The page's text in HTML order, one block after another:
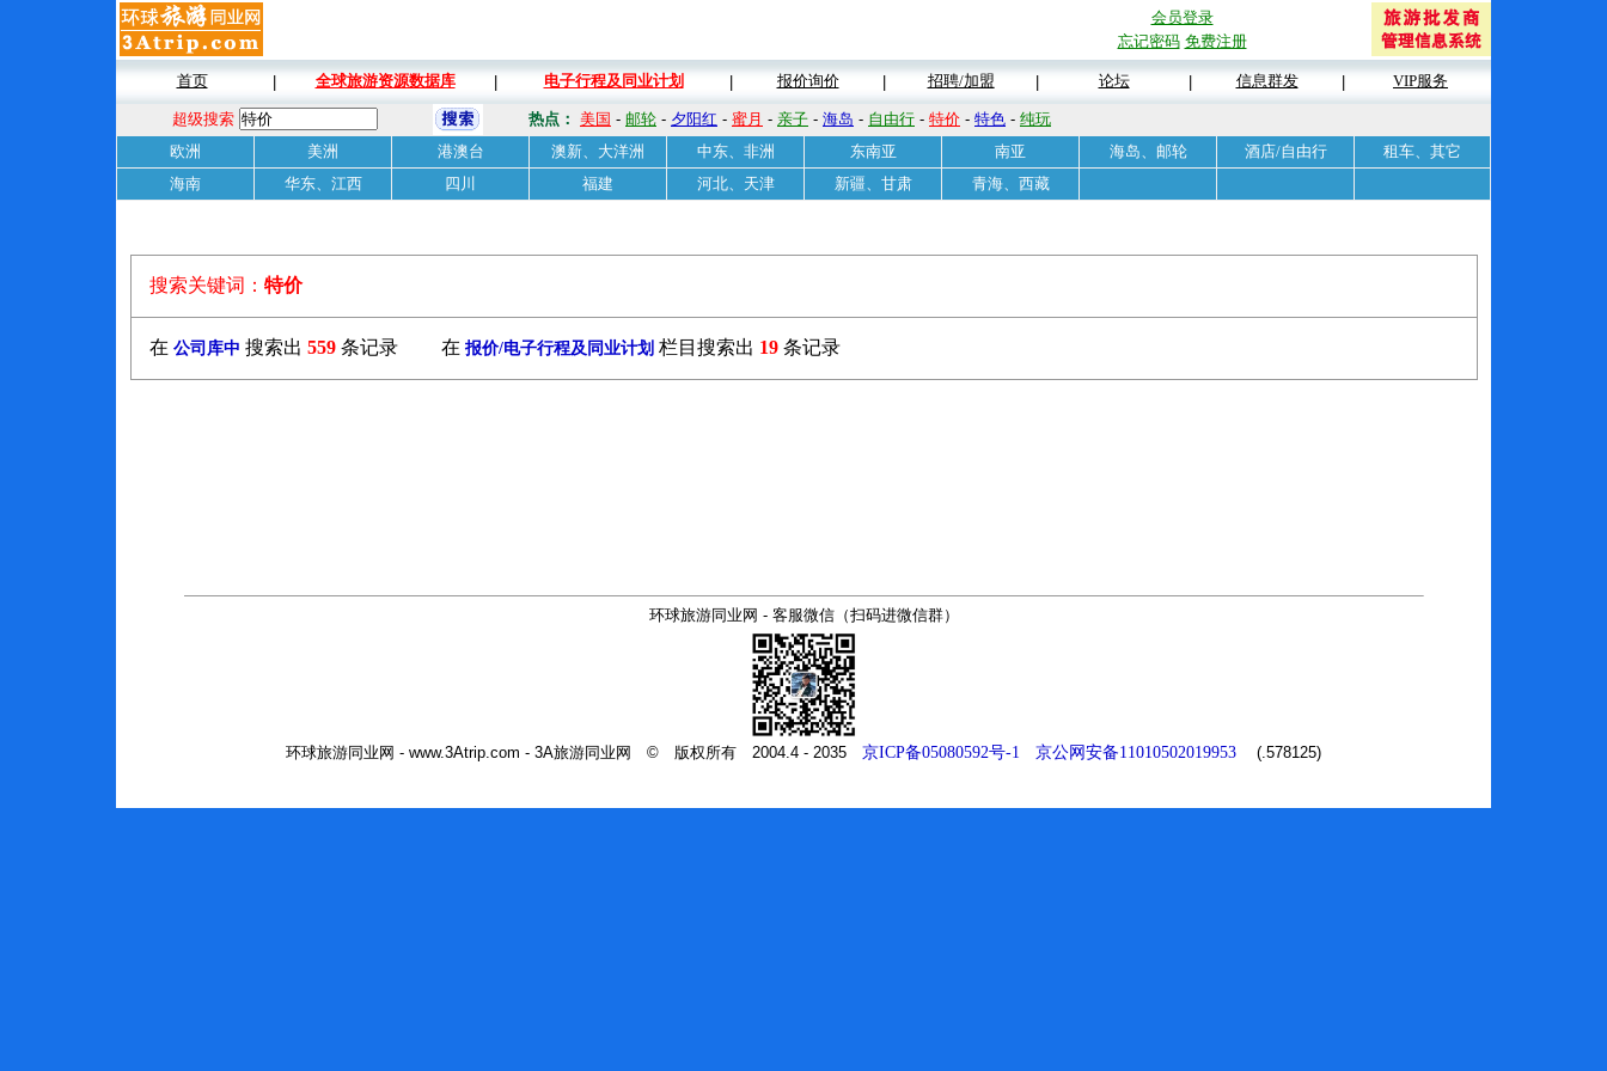
会员登录
忘记密码 免费注册
首页 全球旅游资源数据库 电子行程及同业计划 报价询价 招聘/加盟 论坛 信息群发 VIP服务
超级搜索 热点： 美国 - 邮轮 - 夕阳红 - 蜜月 - 亲子 - 海岛 - 自由行 - 特价 - 特色 - 纯玩
欧洲
美洲 港澳台 澳新、大洋洲 中东、非洲 东南亚 南亚 海岛、邮轮 酒店/自由行
租车、其它
海南
华东、江西 四川 福建 河北、天津 新疆、甘肃 青海、西藏
搜索关键词： 特价
在 公司库中 搜索出 559条记录 在 报价/电子行程及同业计划栏目搜索出 19条记录
环球旅游同业网 - 客服微信（扫码进微信群）
环球旅游同业网 - www.3Atrip.com - 3A旅游同业网 © 版权所有 2004.4 - 2035 京ICP备05080592号-1 京公网安备11010502019953 (.578125)